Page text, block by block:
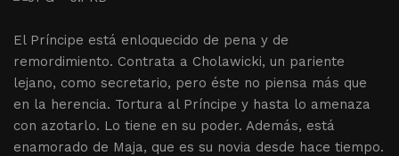
El Príncipe está enloquecido de pena y de
remordimiento. Contrata a Cholawicki, un pariente
lejano, como secretario, pero éste no piensa más que
en la herencia. Tortura al Príncipe y hasta lo amenaza
con azotarlo. Lo tiene en su poder. Además, está
enamorado de Maja, que es su novia desde hace tiempo.